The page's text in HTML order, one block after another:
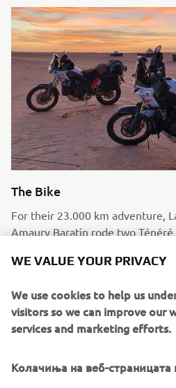
The Bike
For their 23.000 km adventure,
Amaury Baratin rode two
in case of a fall, as well as
most remote places in Africa,
been added : enduro tires,
filter in order to use local gasoline.
WE VALUE YOUR PRIVACY
We use cookies to help us
visitors so we can improve our
services and marketing efforts.
Колачиња на веб-страницата